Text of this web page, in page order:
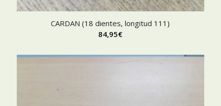
CARDAN (18 dientes, longitud 111)
84,95€